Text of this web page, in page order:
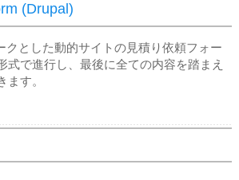
(Drupal)
クとした動的サイトの見積り依頼フォー
式で進行し、最後に全ての内容を踏まえ
ます。